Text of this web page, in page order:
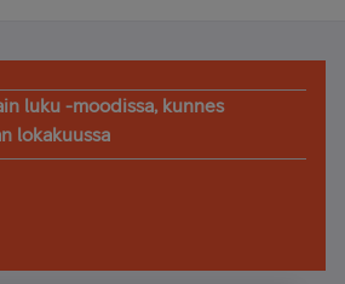
luku -moodissa, kunnes
lokakuussa